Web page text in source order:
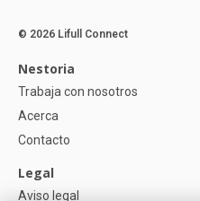
© 2026 Lifull Connect
Nestoria
Trabaja con nosotros
Acerca
Contacto
Legal
Aviso legal